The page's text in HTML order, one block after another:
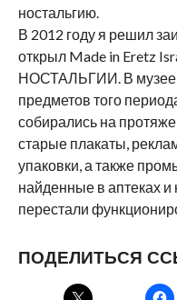
ностальгию.
В 2012 году я решил
открыл Made in Eretz
НОСТАЛЬГИИ. В музее
предметов того
собирались на
старые плакаты,
упаковки, а также
найденные в аптеках
перестали
ПОДЕЛИТЬСЯ